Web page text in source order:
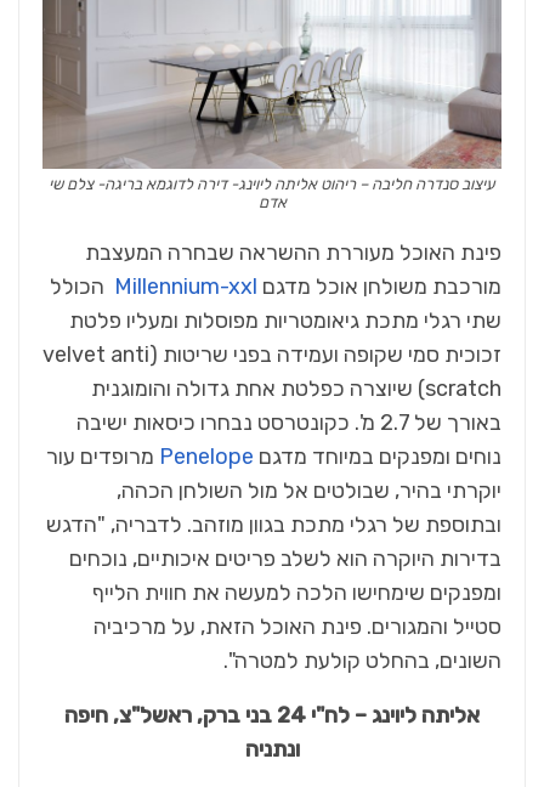
עיצוב סנדרה חליבה – ריהוט אליתה ליוינג- דירה לדוגמא בריגה- צלם שי
אדם
פינת האוכל מעוררת ההשראה שבחרה המעצבת
מורכבת משולחן אוכל מדגם Millennium-xxl הכולל
שתי רגלי מתכת גיאומטריות מפוסלות ומעליו פלטת
זכוכית סמי שקופה ועמידה בפני שריטות velvet anti)
scratch) שיוצרה כפלטת אחת גדולה והומוגנית
באורך של 2.7 מ'. כקונטרסט נבחרו כיסאות ישיבה
נוחים ומפנקים במיוחד מדגם Penelope מרופדים עור
יוקרתי בהיר, שבולטים אל מול השולחן הכהה,
ובתוספת של רגלי מתכת בגוון מוזהב. לדבריה, "הדגש
בדירות היוקרה הוא לשלב פריטים איכותיים, נוכחים
ומפנקים שימחישו הלכה למעשה את חווית הלייף
סטייל והמגורים. פינת האוכל הזאת, על מרכיביה
השונים, בהחלט קולעת למטרה".
אליתה ליוינג – לח"י 24 בני ברק, ראשל"צ, חיפה
ונתניה